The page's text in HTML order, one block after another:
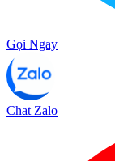
Gọi Ngay
Chat Zalo